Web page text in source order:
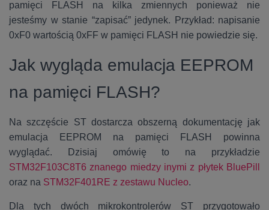
pamięci FLASH na kilka zmiennych ponieważ nie
jesteśmy w stanie “zapisać” jedynek. Przykład: napisanie
0xF0 wartością 0xFF w pamięci FLASH nie powiedzie się.
Jak wygląda emulacja EEPROM
na pamięci FLASH?
Na szczęście ST dostarcza obszerną dokumentację jak
emulacja EEPROM na pamięci FLASH powinna
wyglądać. Dzisiaj omówię to na przykładzie
STM32F103C8T6 znanego miedzy inymi z płytek BluePill
oraz na STM32F401RE z zestawu Nucleo.
Dla tych dwóch mikrokontrolerów ST przygotowało